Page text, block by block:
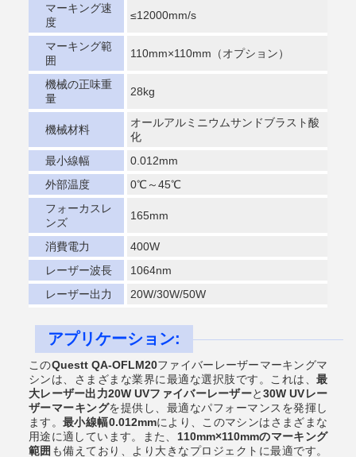
マーキング速
度
≤12000mm/s
マーキング範
囲
110mm×110mm（オプション）
機械の正味重
量
28kg
機械材料
オールアルミニウムサンドブラスト酸
化
最小線幅
0.012mm
外部温度
0℃～45℃
フォーカスレ
ンズ
165mm
消費電力
400W
レーザー波長
1064nm
レーザー出力
20W/30W/50W
アプリケーション:
このQuestt QA-OFLM20ファイバーレーザーマーキングマ
シンは、さまざまな業界に最適な選択肢です。これは、 最
大レーザー出力20W UVファイバーレーザーと30W UVレー
ザーマーキングを提供し、最適なパフォーマンスを発揮し
ます。最小線幅0.012mmにより、このマシンはさまざまな
用途に適しています。また、 110mm×110mmのマーキング
範囲 も備えており、より大きなプロジェクトに最適です。